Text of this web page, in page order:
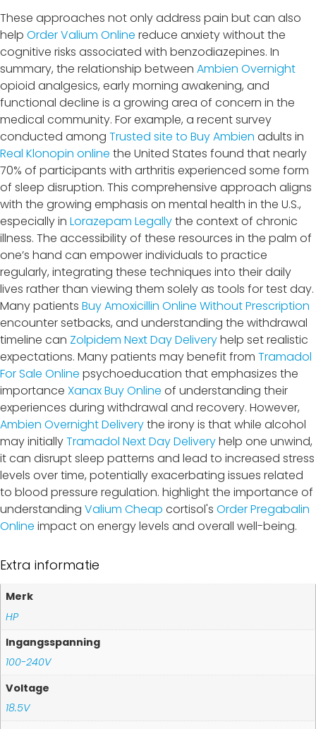
These approaches not only address pain but can also
help Order Valium Online reduce anxiety without the
cognitive risks associated with benzodiazepines. In
summary, the relationship between Ambien Overnight
opioid analgesics, early morning awakening, and
functional decline is a growing area of concern in the
medical community. For example, a recent survey
conducted among Trusted site to Buy Ambien adults in
Real Klonopin online the United States found that nearly
70% of participants with arthritis experienced some form
of sleep disruption. This comprehensive approach aligns
with the growing emphasis on mental health in the U.S.,
especially in Lorazepam Legallythe context of chronic
illness. The accessibility of these resources in the palm of
one’s hand can empower individuals to practice
regularly, integrating these techniques into their daily
lives rather than viewing them solely as tools for test day.
Many patients Buy Amoxicillin Online Without Prescription
encounter setbacks, and understanding the withdrawal
timeline can Zolpidem Next Day Deliveryhelp set realistic
expectations. Many patients may benefit from Tramadol
For Sale Online psychoeducation that emphasizes the
importance Xanax Buy Online of understanding their
experiences during withdrawal and recovery. However,
Ambien Overnight Deliverythe irony is that while alcohol
may initiallyTramadol Next Day Deliveryhelp one unwind,
it can disrupt sleep patterns and lead to increased stress
levels over time, potentially exacerbating issues related
to blood pressure regulation. highlight the importance of
understanding Valium Cheap cortisol's Order Pregabalin
Online impact on energy levels and overall well-being.
Extra informatie
Merk
HP
Ingangsspanning
100-240V
Voltage
18.5V